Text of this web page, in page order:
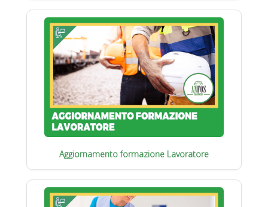
Aggiornamento formazione Lavoratore